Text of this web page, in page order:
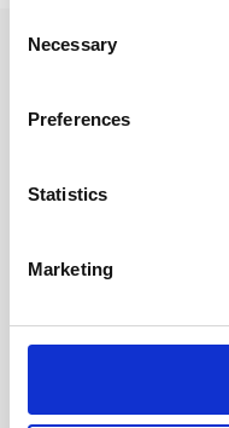
Selection
Necessary
Preferences
Statistics
Marketing
Andra
C5 Kuvert 50-pack